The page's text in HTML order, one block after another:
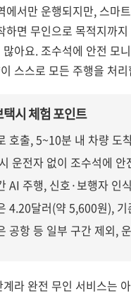
에서만 운행되지만, 스마
하면 무인으로 목적지까
아요. 조수석에 안전 모
스스로 모든 주행을 처
시 체험 포인트
호출, 5~10분 내 차량 도
운전자 없이 조수석에 안
AI 주행, 신호·보행자 인
4.20달러(약 5,600원), 기
공항 등 일부 구간 제외,
라 완전 무인 서비스는